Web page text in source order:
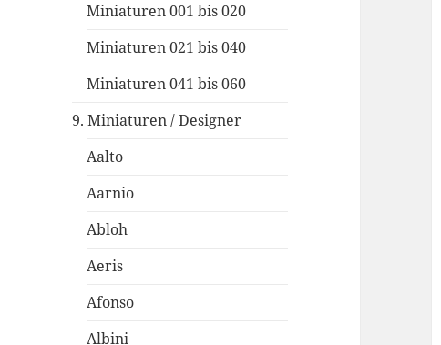
Miniaturen 001 bis 020
Miniaturen 021 bis 040
Miniaturen 041 bis 060
9. Miniaturen / Designer
Aalto
Aarnio
Abloh
Aeris
Afonso
Albini